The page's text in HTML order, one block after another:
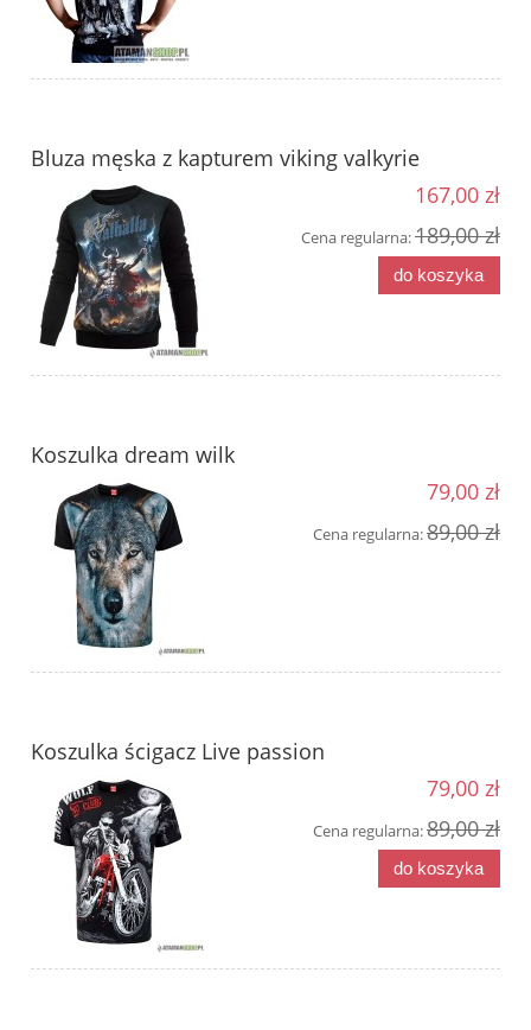
Bluza męska z kapturem viking valkyrie
167,00 zł
Cena regularna:189,00 zł
do koszyka
Koszulka dream wilk
79,00 zł
Cena regularna:89,00 zł
Koszulka ścigacz Live passion
79,00 zł
Cena regularna:89,00 zł
do koszyka